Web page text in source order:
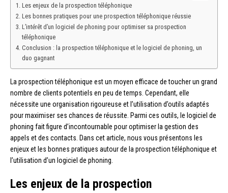
Les enjeux de la prospection téléphonique
Les bonnes pratiques pour une prospection téléphonique réussie
L’intérêt d’un logiciel de phoning pour optimiser sa prospection
téléphonique
Conclusion : la prospection téléphonique et le logiciel de phoning, un
duo gagnant
La prospection téléphonique est un moyen efficace de toucher un grand
nombre de clients potentiels en peu de temps. Cependant, elle
nécessite une organisation rigoureuse et l’utilisation d’outils adaptés
pour maximiser ses chances de réussite. Parmi ces outils, le logiciel de
phoning fait figure d’incontournable pour optimiser la gestion des
appels et des contacts. Dans cet article, nous vous présentons les
enjeux et les bonnes pratiques autour de la prospection téléphonique et
l’utilisation d’un logiciel de phoning.
Les enjeux de la prospection